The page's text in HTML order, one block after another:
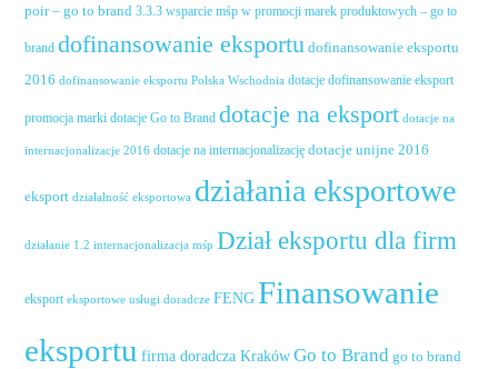
poir – go to brand 3.3.3 wsparcie mśp w promocji marek produktowych – go to
brand dofinansowanie eksportu dofinansowanie eksportu
2016 dofinansowanie eksportu Polska Wschodnia dotacje dofinansowanie eksport
promocja marki dotacje Go to Brand dotacje na eksport dotacje na
internacjonalizacje 2016 dotacje na internacjonalizację dotacje unijne 2016
eksport działalność eksportowa działania eksportowe
działanie 1.2 internacjonalizacja mśp Dział eksportu dla firm
eksport eksportowe usługi doradcze FENG Finansowanie
eksportu firma doradcza Kraków Go to Brand go to brand